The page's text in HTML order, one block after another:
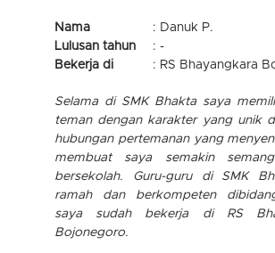
Nama
: Fauziah Kusuma A
Lulusan tahun
: -
Bekerja di
: Prefektur
Saya bangga pernah menjadi
Bhakta, karena ilmu yang saya
sangat bermanfaat sampai
berguna hingga saya bekerja
Lulusan SMK Bhakta dibekali
praktik yang sesuai kurikulum
dengan guru-guru yang
dibidangnya. Kini saya